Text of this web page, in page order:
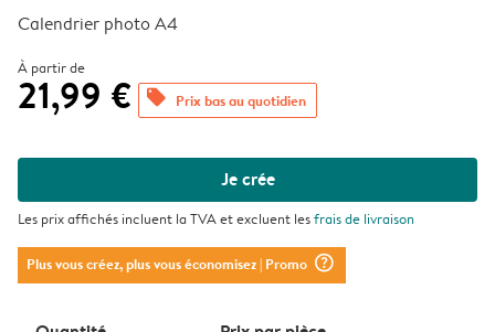
Calendrier photo A4
À partir de
21,99 € offers Prix bas au quotidien
Je crée
Les prix affichés incluent la TVA et excluent lesfrais de livraison
Plus vous créez, plus vous économisez| Promo question_mark_circle